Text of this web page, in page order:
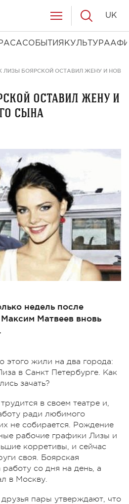
СОБЫТИЯ КУЛЬТУРА
UK
ЛИЗЫ БОЯРСКОЙ ОСТАВИЛ ЖЕНУ И
оставил жену и
сына
недель после
Матвеев вновь
этого жили на два города:
в Санкт Петербурге. Как
зачать?
в своем театре и,
ради любимого
не собирается. Рождение
рабочие графики Лизы и
корретивы, и сейчас
своя. Боярская
со дня на день, а
в Москву.
пары утверждают, что